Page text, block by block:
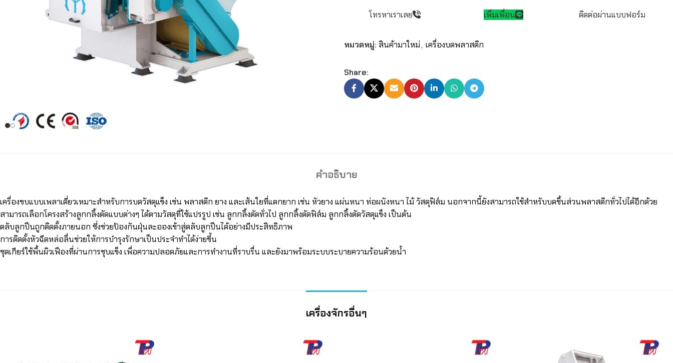
โทรหาเราเลย เพิ่มเพื่อน ติดต่อผ่านแบบฟอร์ม
หมวดหมู่: สินค้ามาใหม่, เครื่องบดพลาสติก
Share:
คำอธิบาย
เครื่องขบแบบเพลาเดี่ยวเหมาะสำหรับการบดวัสดุแข็ง เช่น พลาสติก ยาง และเส้นใยที่แตกยาก เช่น หัวยาง แผ่นหนา ท่อผนังหนา ไม้ วัสดุฟิล์ม นอกจากนี้ยังสามารถใช้สำหรับบดชิ้นส่วนพลาสติกทั่วไปได้อีกด้วย
สามารถเลือกโครงสร้างลูกกลิ้งตัดแบบต่างๆ ได้ตามวัสดุที่ใช้แปรรูป เช่น ลูกกลิ้งตัดทั่วไป ลูกกลิ้งตัดฟิล์ม ลูกกลิ้งตัดวัสดุแข็ง เป็นต้น
ตลับลูกปืนถูกติดตั้งภายนอก ซึ่งช่วยป้องกันฝุ่นละอองเข้าสู่ตลับลูกปืนได้อย่างมีประสิทธิภาพ
การติดตั้งหัวฉีดหล่อลื่นช่วยให้การบำรุงรักษาเป็นประจำทำได้ง่ายขึ้น
ชุดเกียร์ใช้พื้นผิวเฟืองที่ผ่านการชุบแข็ง เพื่อความปลอดภัยและการทำงานที่ราบรื่น และยังมาพร้อมระบบระบายความร้อนด้วยน้ำ
เครื่องจักรอื่นๆ